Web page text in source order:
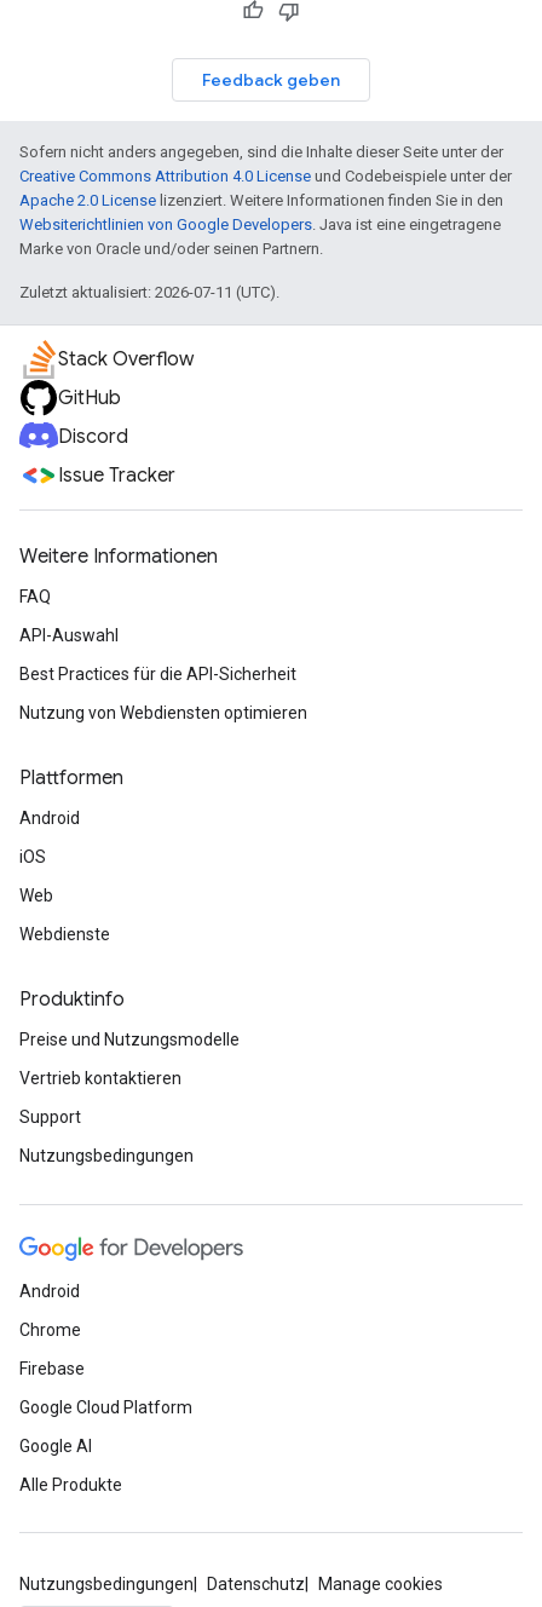
Feedback geben
Sofern nicht anders angegeben, sind die Inhalte dieser Seite unter der
Creative Commons Attribution 4.0 License und Codebeispiele unter der
Apache 2.0 License lizenziert. Weitere Informationen finden Sie in den
Websiterichtlinien von Google Developers. Java ist eine eingetragene
Marke von Oracle und/oder seinen Partnern.
Zuletzt aktualisiert: 2026-07-11 (UTC).
Stack Overflow
GitHub
Discord
Issue Tracker
Weitere Informationen
FAQ
API-Auswahl
Best Practices für die API-Sicherheit
Nutzung von Webdiensten optimieren
Plattformen
Android
iOS
Web
Webdienste
Produktinfo
Preise und Nutzungsmodelle
Vertrieb kontaktieren
Support
Nutzungsbedingungen
Android
Chrome
Firebase
Google Cloud Platform
Google AI
Alle Produkte
Nutzungsbedingungen Datenschutz Manage cookies